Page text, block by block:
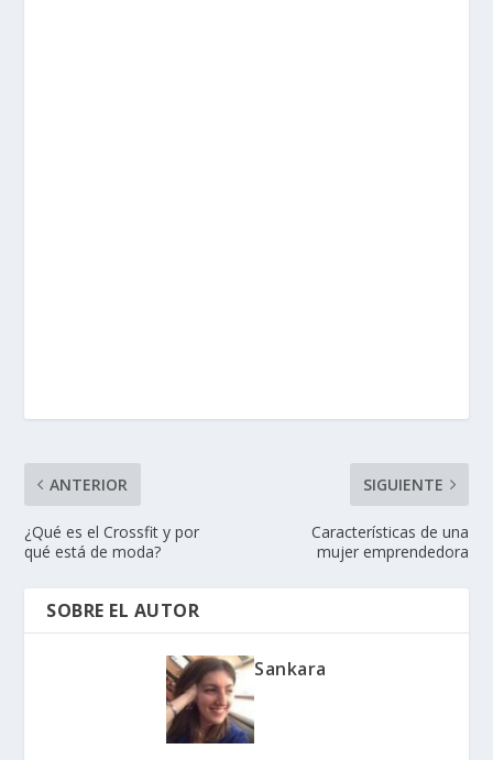
ANTERIOR
¿Qué es el Crossfit y por
qué está de moda?
SIGUIENTE
Características de una
mujer emprendedora
SOBRE EL AUTOR
Sankara